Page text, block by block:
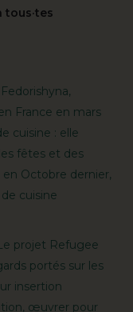
France en mars
cuisine : elle
fêtes et des
Octobre dernier,
cuisine
projet Refugee
portés sur les
insertion
œuvrer pour